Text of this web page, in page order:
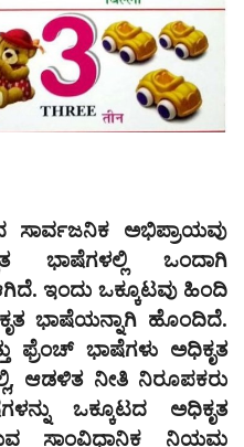
ಸಾರ್ವಜನಿಕ ಅಭಿಪ್ರಾಯವು
ಭಾಷೆಗಳಲ್ಲಿ ಒಂದಾಗಿ
ಇಂದು ಒಕ್ಕೂಟವು ಹಿಂದಿ
ಭಾಷೆಯನ್ನಾಗಿ ಹೊಂದಿದೆ.
ಫ್ರೆಂಚ್‌ ಭಾಷೆಗಳು ಅಧಿಕೃತ
ಆಡಳಿತ ನೀತಿ ನಿರೂಪಕರು
ಒಕ್ಕೂಟದ ಅಧಿಕೃತ
ಸಾಂವಿಧಾನಿಕ ನಿಯಮ